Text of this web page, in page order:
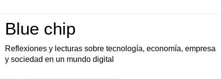
Blue chip
Reflexiones y lecturas sobre tecnología, economía, empresa
y sociedad en un mundo digital